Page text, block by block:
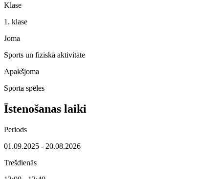
Klase
1. klase
Joma
Sports un fiziskā aktivitāte
Apakšjoma
Sporta spēles
Īstenošanas laiki
Periods
01.09.2025 - 20.08.2026
Trešdienās